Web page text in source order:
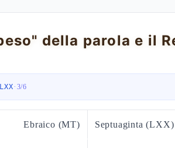
· 3/6
Ebraico (MT) Septuaginta (LXX)